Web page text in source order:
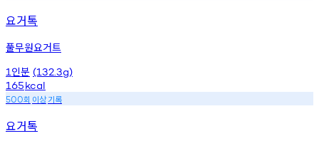
요거톡
풀무원요거트
1 인분 (132.3g)
165kcal
500회 이상기록
요거톡